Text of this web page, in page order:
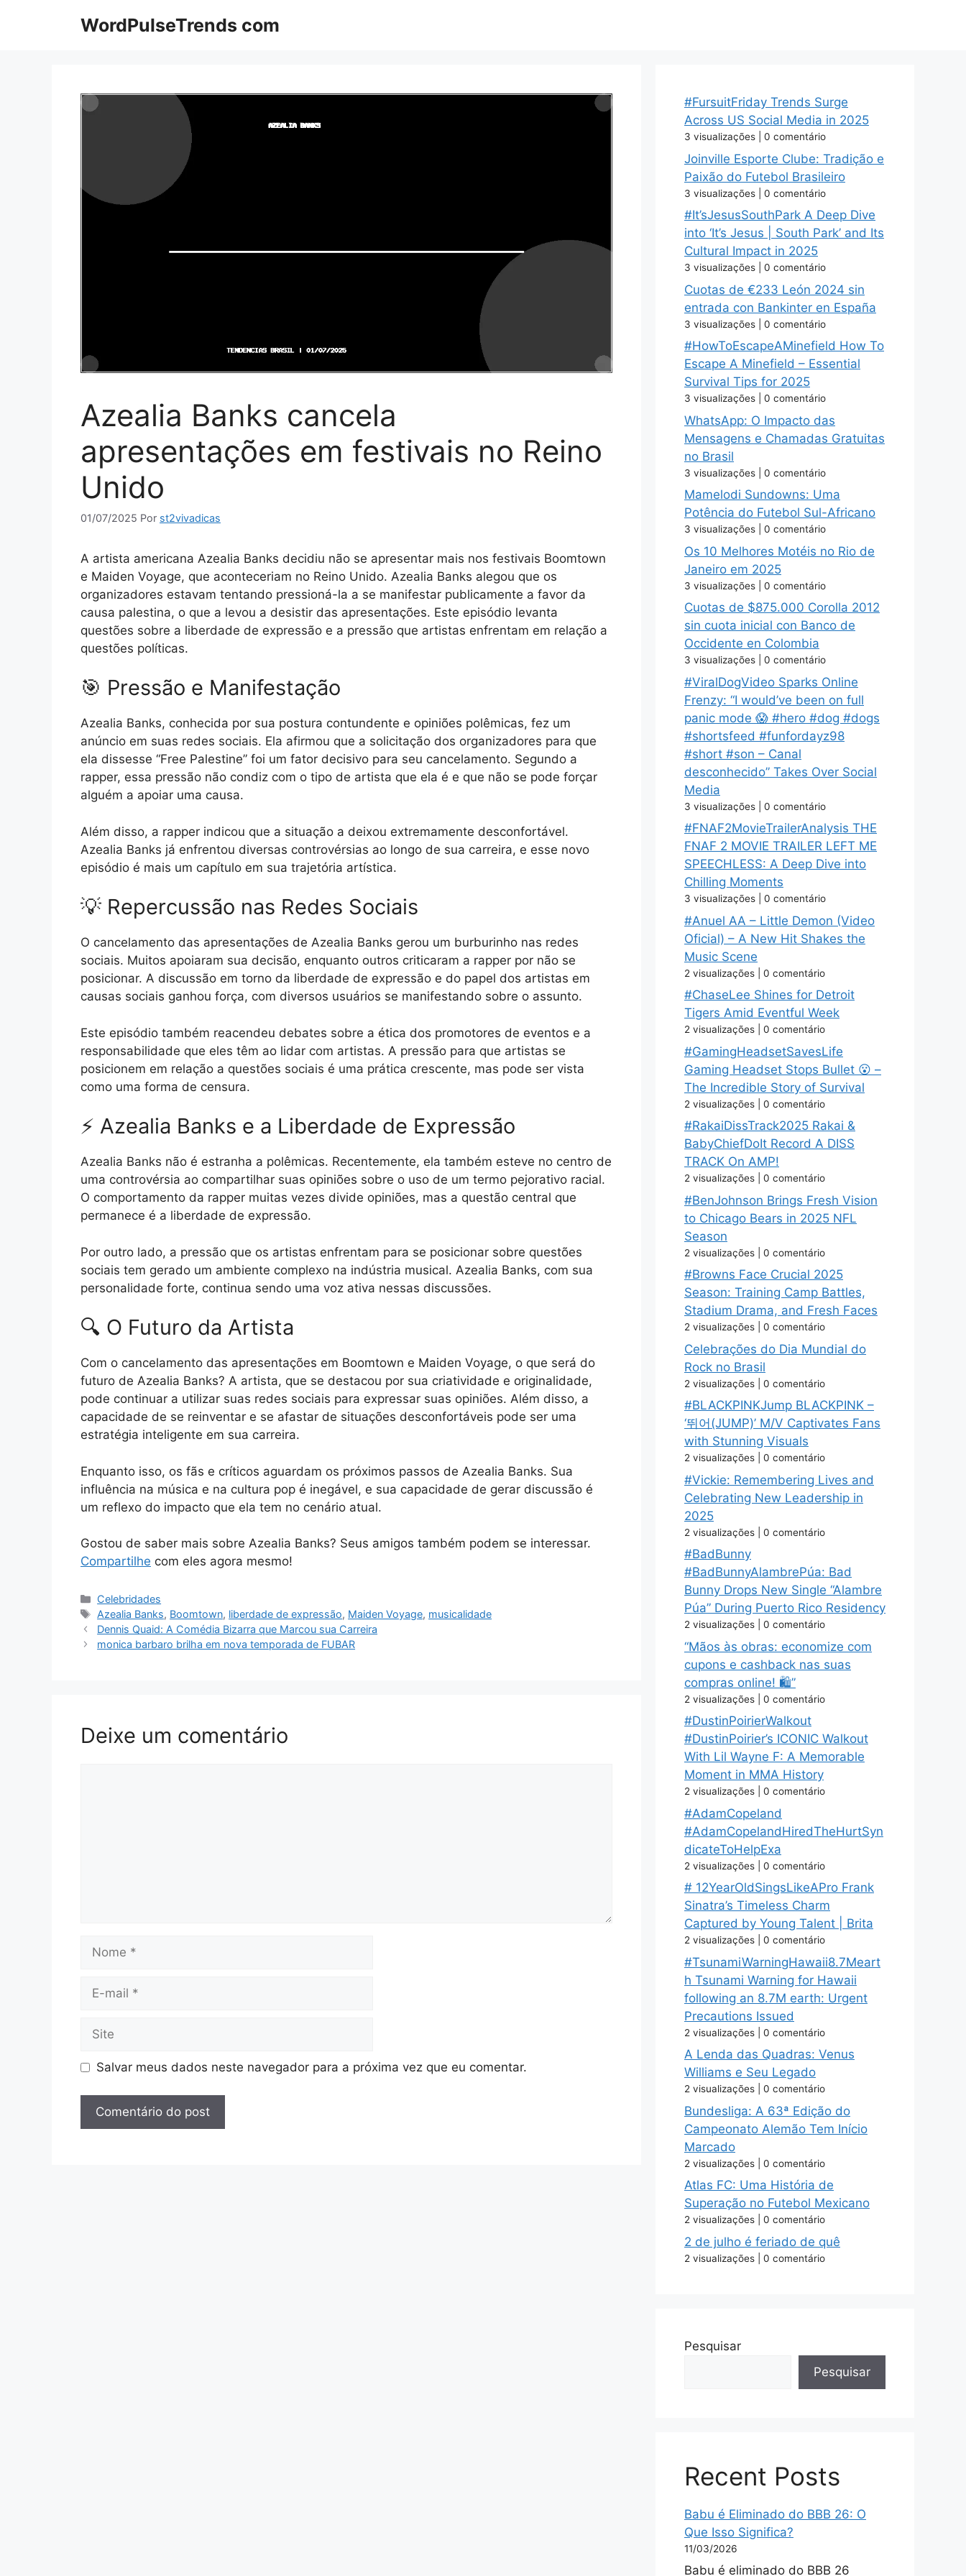
WordPulseTrends com
Azealia Banks cancela
apresentações em festivais no Reino
Unido
01/07/2025 Por st2vivadicas
A artista americana Azealia Banks decidiu não se apresentar mais nos festivais Boomtown
e Maiden Voyage, que aconteceriam no Reino Unido. Azealia Banks alegou que os
organizadores estavam tentando pressioná-la a se manifestar publicamente a favor da
causa palestina, o que a levou a desistir das apresentações. Este episódio levanta
questões sobre a liberdade de expressão e a pressão que artistas enfrentam em relação a
questões políticas.
🎯 Pressão e Manifestação
Azealia Banks, conhecida por sua postura contundente e opiniões polêmicas, fez um
anúncio em suas redes sociais. Ela afirmou que a solicitação dos organizadores para que
ela dissesse “Free Palestine” foi um fator decisivo para seu cancelamento. Segundo a
rapper, essa pressão não condiz com o tipo de artista que ela é e que não se pode forçar
alguém a apoiar uma causa.
Além disso, a rapper indicou que a situação a deixou extremamente desconfortável.
Azealia Banks já enfrentou diversas controvérsias ao longo de sua carreira, e esse novo
episódio é mais um capítulo em sua trajetória artística.
💡 Repercussão nas Redes Sociais
O cancelamento das apresentações de Azealia Banks gerou um burburinho nas redes
sociais. Muitos apoiaram sua decisão, enquanto outros criticaram a rapper por não se
posicionar. A discussão em torno da liberdade de expressão e do papel dos artistas em
causas sociais ganhou força, com diversos usuários se manifestando sobre o assunto.
Este episódio também reacendeu debates sobre a ética dos promotores de eventos e a
responsabilidade que eles têm ao lidar com artistas. A pressão para que artistas se
posicionem em relação a questões sociais é uma prática crescente, mas pode ser vista
como uma forma de censura.
⚡ Azealia Banks e a Liberdade de Expressão
Azealia Banks não é estranha a polêmicas. Recentemente, ela também esteve no centro de
uma controvérsia ao compartilhar suas opiniões sobre o uso de um termo pejorativo racial.
O comportamento da rapper muitas vezes divide opiniões, mas a questão central que
permanece é a liberdade de expressão.
Por outro lado, a pressão que os artistas enfrentam para se posicionar sobre questões
sociais tem gerado um ambiente complexo na indústria musical. Azealia Banks, com sua
personalidade forte, continua sendo uma voz ativa nessas discussões.
🔍 O Futuro da Artista
Com o cancelamento das apresentações em Boomtown e Maiden Voyage, o que será do
futuro de Azealia Banks? A artista, que se destacou por sua criatividade e originalidade,
pode continuar a utilizar suas redes sociais para expressar suas opiniões. Além disso, a
capacidade de se reinventar e se afastar de situações desconfortáveis pode ser uma
estratégia inteligente em sua carreira.
Enquanto isso, os fãs e críticos aguardam os próximos passos de Azealia Banks. Sua
influência na música e na cultura pop é inegável, e sua capacidade de gerar discussão é
um reflexo do impacto que ela tem no cenário atual.
Gostou de saber mais sobre Azealia Banks? Seus amigos também podem se interessar.
Compartilhe com eles agora mesmo!
Categorias
Celebridades
Tags
Azealia Banks, Boomtown, liberdade de expressão, Maiden Voyage, musicalidade
Dennis Quaid: A Comédia Bizarra que Marcou sua Carreira
monica barbaro brilha em nova temporada de FUBAR
Deixe um comentário
Nome
Site
Salvar meus dados neste navegador para a próxima vez que eu comentar.
#FursuitFriday Trends Surge
Across US Social Media in 2025
3 visualizações 0 comentário
Joinville Esporte Clube: Tradição e
Paixão do Futebol Brasileiro
3 visualizações 0 comentário
#It’sJesusSouthPark A Deep Dive
into ‘It’s Jesus | South Park’ and Its
Cultural Impact in 2025
3 visualizações 0 comentário
Cuotas de €233 León 2024 sin
entrada con Bankinter en España
3 visualizações 0 comentário
#HowToEscapeAMinefield How To
Escape A Minefield – Essential
Survival Tips for 2025
3 visualizações 0 comentário
WhatsApp: O Impacto das
Mensagens e Chamadas Gratuitas
no Brasil
3 visualizações 0 comentário
Mamelodi Sundowns: Uma
Potência do Futebol Sul-Africano
3 visualizações 0 comentário
Os 10 Melhores Motéis no Rio de
Janeiro em 2025
3 visualizações 0 comentário
Cuotas de $875.000 Corolla 2012
sin cuota inicial con Banco de
Occidente en Colombia
3 visualizações 0 comentário
#ViralDogVideo Sparks Online
Frenzy: “I would’ve been on full
panic mode 😱 #hero #dog #dogs
#shortsfeed #funfordayz98
#short #son – Canal
desconhecido” Takes Over Social
Media
3 visualizações 0 comentário
#FNAF2MovieTrailerAnalysis THE
FNAF 2 MOVIE TRAILER LEFT ME
SPEECHLESS: A Deep Dive into
Chilling Moments
3 visualizações 0 comentário
#Anuel AA – Little Demon (Video
Oficial) – A New Hit Shakes the
Music Scene
2 visualizações 0 comentário
#ChaseLee Shines for Detroit
Tigers Amid Eventful Week
2 visualizações 0 comentário
#GamingHeadsetSavesLife
Gaming Headset Stops Bullet 😮 –
The Incredible Story of Survival
2 visualizações 0 comentário
#RakaiDissTrack2025 Rakai &
BabyChiefDoIt Record A DISS
TRACK On AMP!
2 visualizações 0 comentário
#BenJohnson Brings Fresh Vision
to Chicago Bears in 2025 NFL
Season
2 visualizações 0 comentário
#Browns Face Crucial 2025
Season: Training Camp Battles,
Stadium Drama, and Fresh Faces
2 visualizações 0 comentário
Celebrações do Dia Mundial do
Rock no Brasil
2 visualizações 0 comentário
#BLACKPINKJump BLACKPINK –
‘뛰어(JUMP)’ M/V Captivates Fans
with Stunning Visuals
2 visualizações 0 comentário
#Vickie: Remembering Lives and
Celebrating New Leadership in
2025
2 visualizações 0 comentário
#BadBunny
#BadBunnyAlambrePúa: Bad
Bunny Drops New Single “Alambre
Púa” During Puerto Rico Residency
2 visualizações 0 comentário
“Mãos às obras: economize com
cupons e cashback nas suas
compras online! 🛍️”
2 visualizações 0 comentário
#DustinPoirierWalkout
#DustinPoirier’s ICONIC Walkout
With Lil Wayne F: A Memorable
Moment in MMA History
2 visualizações 0 comentário
#AdamCopeland
#AdamCopelandHiredTheHurtSyn
dicateToHelpExa
2 visualizações 0 comentário
# 12YearOldSingsLikeAPro Frank
Sinatra’s Timeless Charm
Captured by Young Talent | Brita
2 visualizações 0 comentário
#TsunamiWarningHawaii8.7Meart
h Tsunami Warning for Hawaii
following an 8.7M earth: Urgent
Precautions Issued
2 visualizações 0 comentário
A Lenda das Quadras: Venus
Williams e Seu Legado
2 visualizações 0 comentário
Bundesliga: A 63ª Edição do
Campeonato Alemão Tem Início
Marcado
2 visualizações 0 comentário
Atlas FC: Uma História de
Superação no Futebol Mexicano
2 visualizações 0 comentário
2 de julho é feriado de quê
2 visualizações 0 comentário
Pesquisar
Pesquisar
Recent Posts
Babu é Eliminado do BBB 26: O
Que Isso Significa?
11/03/2026
Babu é eliminado do BBB 26